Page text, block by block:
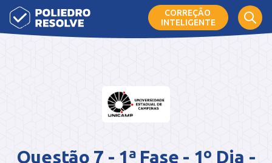
CORREÇÃO
INTELIGENTE
Questão 7 - 1ª Fase - 1º Dia -